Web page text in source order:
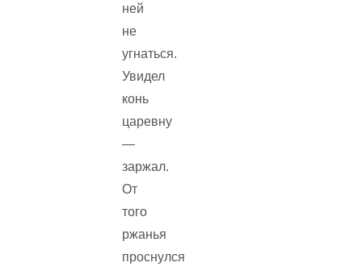
ней
не
угнаться.
Увидел
конь
царевну
—
заржал.
От
того
ржанья
проснулся